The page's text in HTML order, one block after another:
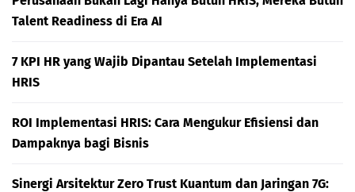
Talent Readiness di Era AI
7 KPI HR yang Wajib Dipantau Setelah Implementasi
HRIS
ROI Implementasi HRIS: Cara Mengukur Efisiensi dan
Dampaknya bagi Bisnis
Sinergi Arsitektur Zero Trust Kuantum dan Jaringan 7G: